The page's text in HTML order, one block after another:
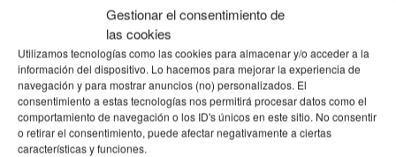
Gestionar el consentimiento de
las cookies
Utilizamos tecnologías como las cookies para almacenar y/o acceder a la
información del dispositivo. Lo hacemos para mejorar la experiencia de
navegación y para mostrar anuncios (no) personalizados. El
consentimiento a estas tecnologías nos permitirá procesar datos como el
comportamiento de navegación o los ID's únicos en este sitio. No consentir
o retirar el consentimiento, puede afectar negativamente a ciertas
características y funciones.
Con subsidio del Fondo
Algunas personas podrían terminar pagando
aproximadamente:
entre $40.000 y $90.000 mensuales
mientras el Gobierno cubre el resto del aporte.